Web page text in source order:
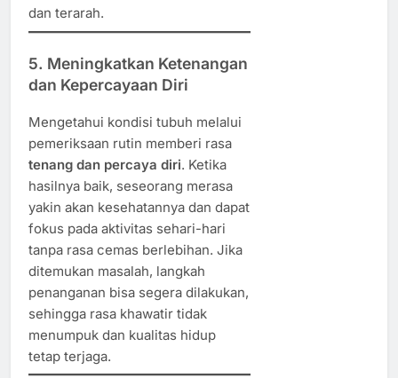
dan terarah.
5. Meningkatkan Ketenangan
dan Kepercayaan Diri
Mengetahui kondisi tubuh melalui
pemeriksaan rutin memberi rasa
tenang dan percaya diri. Ketika
hasilnya baik, seseorang merasa
yakin akan kesehatannya dan dapat
fokus pada aktivitas sehari-hari
tanpa rasa cemas berlebihan. Jika
ditemukan masalah, langkah
penanganan bisa segera dilakukan,
sehingga rasa khawatir tidak
menumpuk dan kualitas hidup
tetap terjaga.